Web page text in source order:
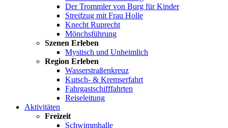
Der Trommler von Burg für Kinder
Streifzug mit Frau Holle
Knecht Ruprecht
Mönchsführung
Szenen Erleben
Mystisch und Unheimlich
Region Erleben
Wasserstraßenkreuz
Kutsch- & Kremserfahrt
Fahrgastschifffahrten
Reiseleitung
Aktivitäten
Freizeit
Schwimmhalle